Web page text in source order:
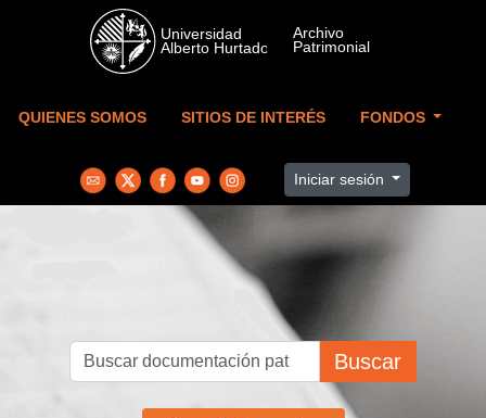
Skip to main content
QUIENES SOMOS SITIOS DE INTERÉS FONDOS
Iniciar sesión
Buscar